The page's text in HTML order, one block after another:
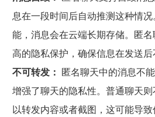
息在一段时间后自动推测这种情
能，消息会在云端长期存储。匿
高的隐私保护，确保信息在发送后
不可转发： 匿名聊天中的消息不
增强了聊天的隐私性。普通聊天
以转发内容或者截图，这可能导致